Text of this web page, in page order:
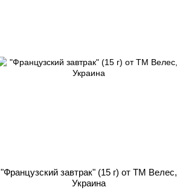
"Французский завтрак" (15 г) от ТМ Велес,
Украина